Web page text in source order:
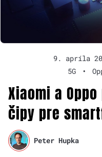
9. apríla
5G
•
Xiaomi a
čipy pre
Peter Hupka